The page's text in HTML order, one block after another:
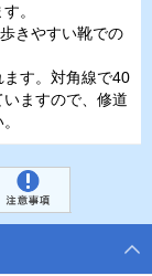
。
きやすい靴での
す。対角線で40
ますので、修道